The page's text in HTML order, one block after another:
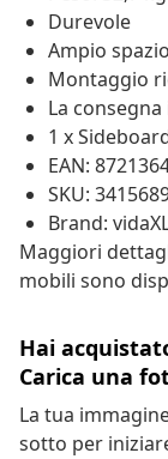
Durevole
Ampio
Montaggio
La
1 x
EAN:
SKU:
Brand:
Maggiori
mobili sono
Hai
Carica una
La tua
sotto per